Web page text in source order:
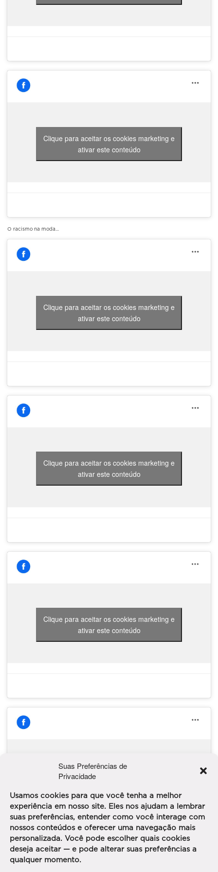
Suas Preferências de
Privacidade
Usamos cookies para que você tenha a melhor
experiência em nosso site. Eles nos ajudam a lembrar
suas preferências, entender como você interage com
nossos conteúdos e oferecer uma navegação mais
personalizada. Você pode escolher quais cookies
deseja aceitar — e pode alterar suas preferências a
qualquer momento.
Clique para aceitar os cookies marketing e
ativar este conteúdo
O racismo na moda…
Clique para aceitar os cookies marketing e
ativar este conteúdo
Clique para aceitar os cookies marketing e
ativar este conteúdo
Clique para aceitar os cookies marketing e
ativar este conteúdo
Clique para aceitar os cookies marketing e